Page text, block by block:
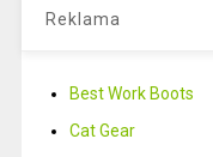
Reklama
Best Work Boots
Cat Gear